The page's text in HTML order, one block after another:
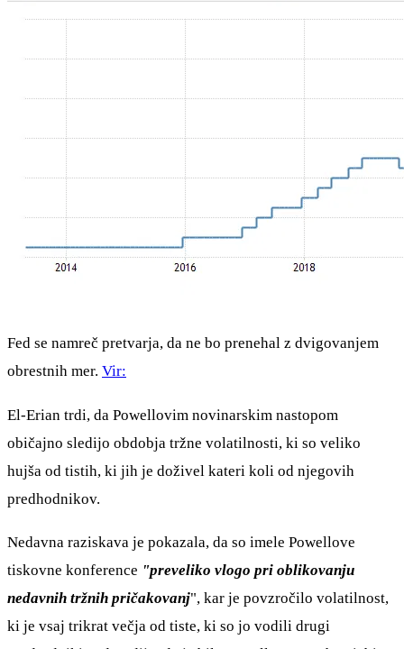
Fed se namreč pretvarja, da ne bo prenehal z dvigovanjem
obrestnih mer. Vir:
El-Erian trdi, da Powellovim novinarskim nastopom
običajno sledijo obdobja tržne volatilnosti, ki so veliko
hujša od tistih, ki jih je doživel kateri koli od njegovih
predhodnikov.
Nedavna raziskava je pokazala, da so imele Powellove
tiskovne konference "preveliko vlogo pri oblikovanju
nedavnih tržnih pričakovanj", kar je povzročilo volatilnost,
ki je vsaj trikrat večja od tiste, ki so jo vodili drugi